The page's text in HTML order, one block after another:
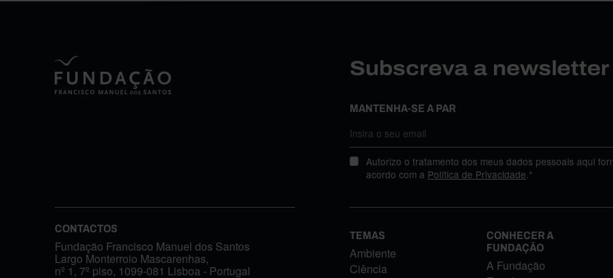
Subscreva a
MANTENHA-SE A PAR
Autorizo o tratamento dos meus dados pessoais aqui
acordo com a Política de Privacidade.*
CONTACTOS
Fundação Francisco Manuel dos Santos
Largo Monterroio Mascarenhas,
nº 1, 7º piso, 1099-081 Lisboa - Portugal
TEMAS
Ambiente
Ciência
CONHECER A
FUNDAÇÃO
A Fundação